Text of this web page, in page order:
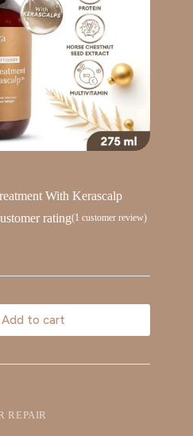
With Kerascalp
rating(1 customer review)
Add to cart
REPAIR